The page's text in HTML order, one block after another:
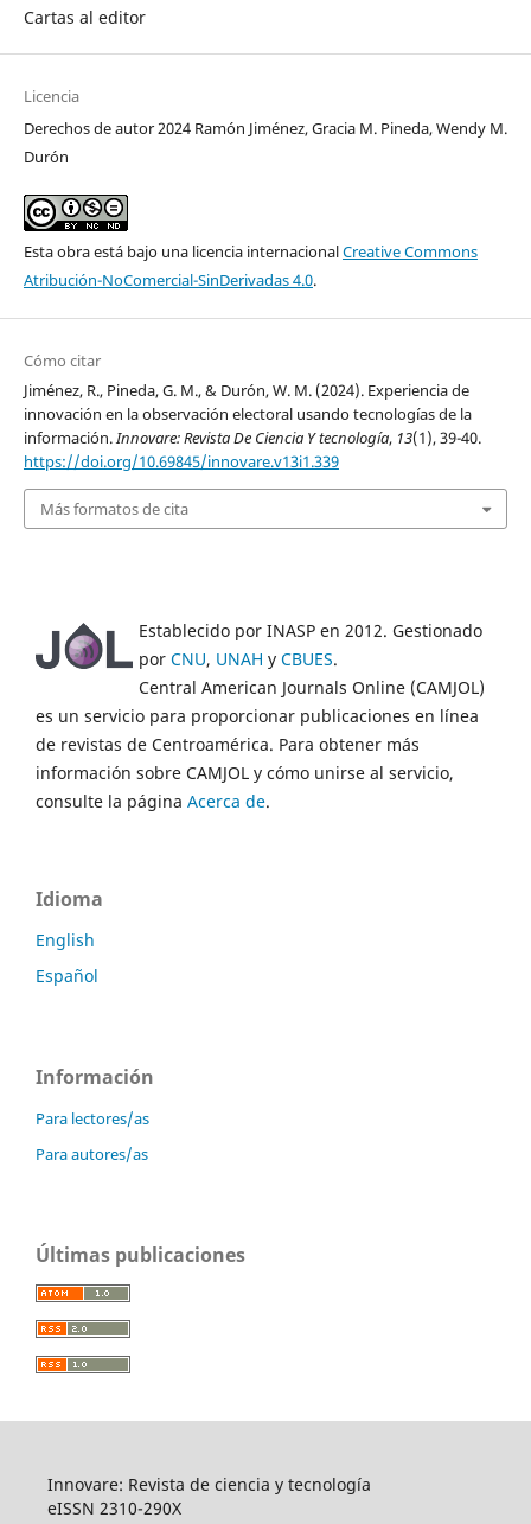
Cartas al editor
Licencia
Derechos de autor 2024 Ramón Jiménez, Gracia M. Pineda, Wendy M.
Durón
Esta obra está bajo una licencia internacionalCreative Commons
Atribución-NoComercial-SinDerivadas 4.0.
Cómo citar
Jiménez, R., Pineda, G. M., & Durón, W. M. (2024). Experiencia de
innovación en la observación electoral usando tecnologías de la
información.Innovare: Revista De Ciencia Y tecnología, 13(1), 39-40.
https://doi.org/10.69845/innovare.v13i1.339
Más formatos de cita
Establecido por INASP en 2012. Gestionado
por CNU, UNAH y CBUES.
Central American Journals Online (CAMJOL)
es un servicio para proporcionar publicaciones en línea
de revistas de Centroamérica. Para obtener más
información sobre CAMJOL y cómo unirse al servicio,
consulte la página Acerca de.
Idioma
English
Español
Información
Para lectores/as
Para autores/as
Últimas publicaciones
Innovare: Revista de ciencia y tecnología
eISSN 2310-290X